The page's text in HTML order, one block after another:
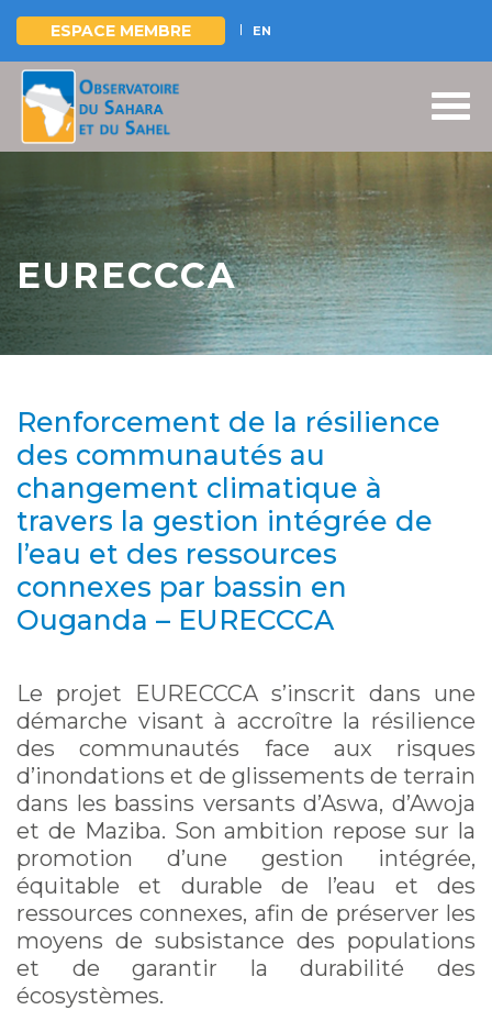
Aller
contenu
principal
ESPACE MEMBRE EN
EURECCCA
Renforcement de la résilience
des communautés au
changement climatique à
travers la gestion intégrée de
l’eau et des ressources
connexes par bassin en
Ouganda – EURECCCA
Le projet EURECCCA s’inscrit dans une
démarche visant à accroître la résilience
des communautés face aux risques
d’inondations et de glissements de terrain
dans les bassins versants d’Aswa, d’Awoja
et de Maziba. Son ambition repose sur la
promotion d’une gestion intégrée,
équitable et durable de l’eau et des
ressources connexes, afin de préserver les
moyens de subsistance des populations
et de garantir la durabilité des
écosystèmes.